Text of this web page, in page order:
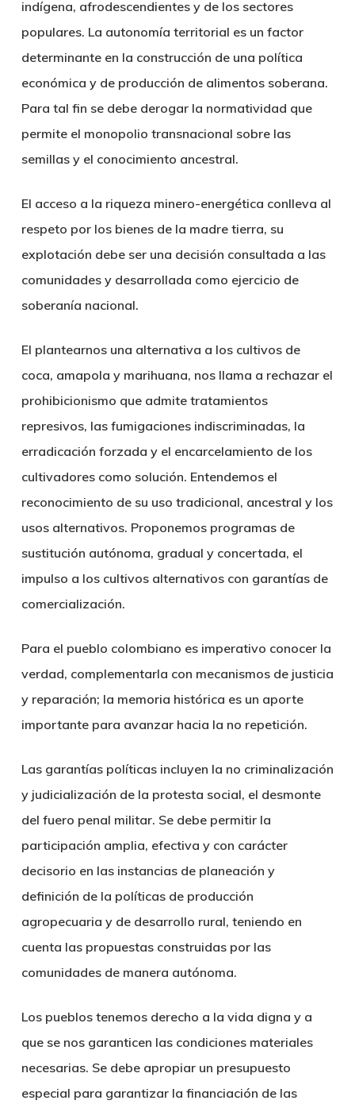
indígena, afrodescendientes y de los sectores
populares. La autonomía territorial es un factor
determinante en la construcción de una política
económica y de producción de alimentos soberana.
Para tal fin se debe derogar la normatividad que
permite el monopolio transnacional sobre las
semillas y el conocimiento ancestral.
El acceso a la riqueza minero-energética conlleva al
respeto por los bienes de la madre tierra, su
explotación debe ser una decisión consultada a las
comunidades y desarrollada como ejercicio de
soberanía nacional.
El plantearnos una alternativa a los cultivos de
coca, amapola y marihuana, nos llama a rechazar el
prohibicionismo que admite tratamientos
represivos, las fumigaciones indiscriminadas, la
erradicación forzada y el encarcelamiento de los
cultivadores como solución. Entendemos el
reconocimiento de su uso tradicional, ancestral y los
usos alternativos. Proponemos programas de
sustitución autónoma, gradual y concertada, el
impulso a los cultivos alternativos con garantías de
comercialización.
Para el pueblo colombiano es imperativo conocer la
verdad, complementarla con mecanismos de justicia
y reparación; la memoria histórica es un aporte
importante para avanzar hacia la no repetición.
Las garantías políticas incluyen la no criminalización
y judicialización de la protesta social, el desmonte
del fuero penal militar. Se debe permitir la
participación amplia, efectiva y con carácter
decisorio en las instancias de planeación y
definición de la políticas de producción
agropecuaria y de desarrollo rural, teniendo en
cuenta las propuestas construidas por las
comunidades de manera autónoma.
Los pueblos tenemos derecho a la vida digna y a
que se nos garanticen las condiciones materiales
necesarias. Se debe apropiar un presupuesto
especial para garantizar la financiación de las